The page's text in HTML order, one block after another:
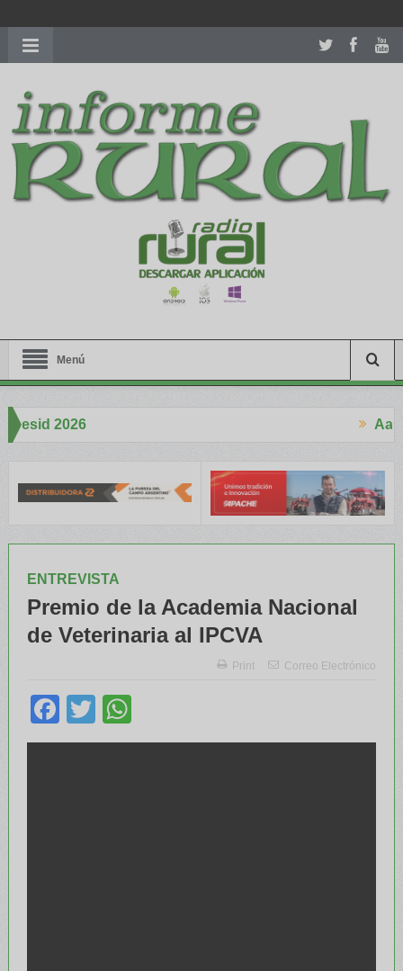
richardmillereplica
women.patekphilippe.tofor sale in usa recognized command with
dining room table ceremony. welcome to our
perfectwatches.is
shop. best youngsexdoll.comwith professional customer
services. 1: 1 design high
https://reallydiamond.com/
Menú
ENTREVISTA
Premio de la Academia Nacional
de Veterinaria al IPCVA
Print Correo Electrónico
Facebook
Twitter